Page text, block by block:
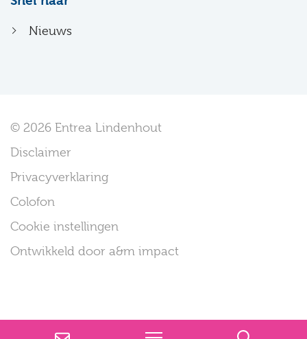
Nieuws
© 2026 Entrea Lindenhout
Disclaimer
Privacyverklaring
Colofon
Cookie instellingen
Ontwikkeld door a&m impact